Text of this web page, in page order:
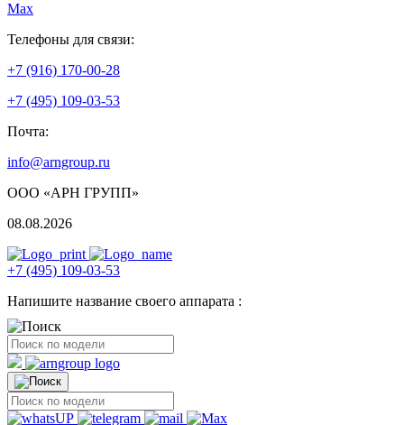
Max
Телефоны для связи:
+7 (916) 170-00-28
+7 (495) 109-03-53
Почта:
info@arngroup.ru
ООО «АРН ГРУПП»
08.08.2026
+7 (495) 109-03-53
Напишите название своего аппарата :